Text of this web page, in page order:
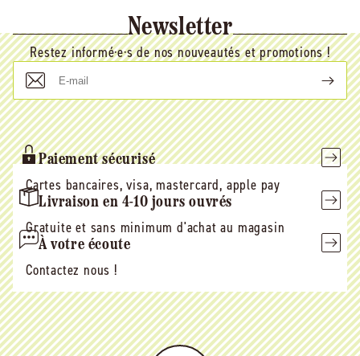
Newsletter
Restez informé·e·s de nos nouveautés et promotions !
E-
mail
Paiement sécurisé
Cartes bancaires, visa, mastercard, apple pay
Livraison en 4-10 jours ouvrés
Gratuite et sans minimum d'achat au magasin
À votre écoute
Contactez nous !